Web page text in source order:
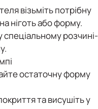
візьміть потрібну
ніготь або форму.
спеціальному розчині-
остаточну форму
та висушіть у